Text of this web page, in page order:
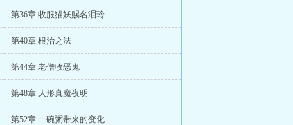
第36章 收服猫妖赐名泪玲
第40章 根治之法
第44章 老僧收恶鬼
第48章 人形真魔夜明
第52章 一碗粥带来的变化